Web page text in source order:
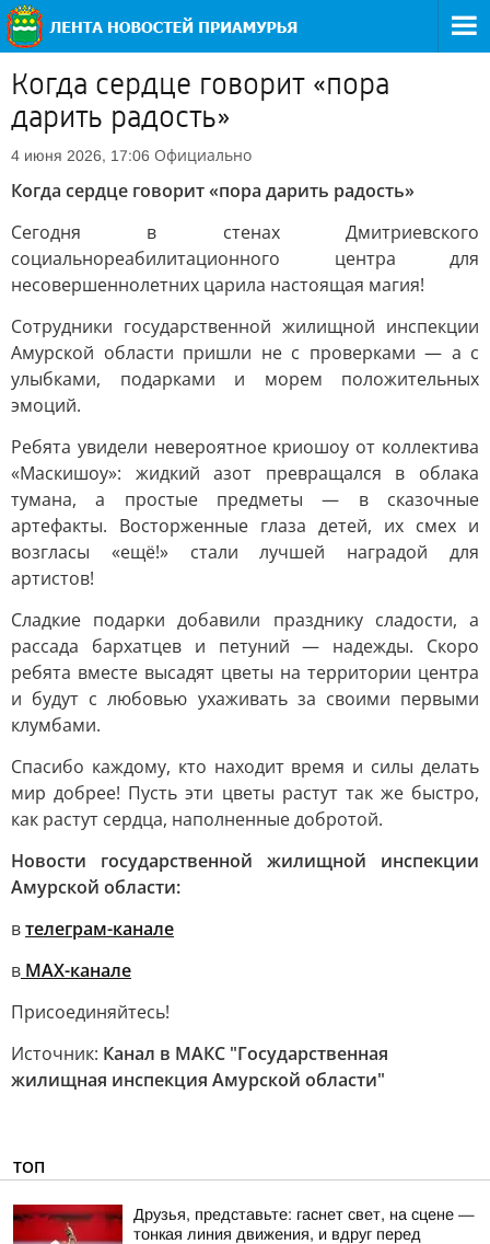
Когда сердце говорит «пора
дарить радость»
4 июня 2026, 17:06 Официально
Когда сердце говорит «пора дарить радость»
Сегодня в стенах Дмитриевского
социальнореабилитационного центра для
несовершеннолетних царила настоящая магия!
Сотрудники государственной жилищной инспекции
Амурской области пришли не с проверками — а с
улыбками, подарками и морем положительных
эмоций.
Ребята увидели невероятное криошоу от коллектива
«Маскишоу»: жидкий азот превращался в облака
тумана, а простые предметы — в сказочные
артефакты. Восторженные глаза детей, их смех и
возгласы «ещё!» стали лучшей наградой для
артистов!
Сладкие подарки добавили празднику сладости, а
рассада бархатцев и петуний — надежды. Скоро
ребята вместе высадят цветы на территории центра
и будут с любовью ухаживать за своими первыми
клумбами.
Спасибо каждому, кто находит время и силы делать
мир добрее! Пусть эти цветы растут так же быстро,
как растут сердца, наполненные добротой.
Новости государственной жилищной инспекции
Амурской области:
втелеграм-канале
в МАХ-канале
Присоединяйтесь!
Источник: Канал в МАКС "Государственная
жилищная инспекция Амурской области"
ТОП
Друзья, представьте: гаснет свет, на сцене —
тонкая линия движения, и вдруг перед